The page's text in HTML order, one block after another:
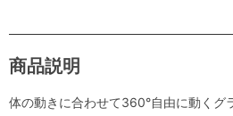
商品説明
体の動きに合わせて360°自由に動くグ